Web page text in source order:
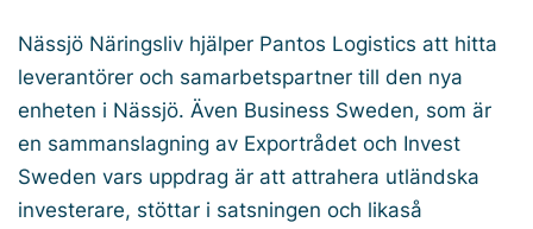
Nässjö Näringsliv hjälper Pantos Logistics att hitta
leverantörer och samarbetspartner till den nya
enheten i Nässjö. Även Business Sweden, som är
en sammanslagning av Exportrådet och Invest
Sweden vars uppdrag är att attrahera utländska
investerare, stöttar i satsningen och likaså